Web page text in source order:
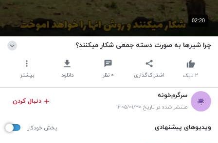
02:20
چرا شیرها به صورت دسته جمعی شکار میکنند؟
اشتراک‌گذاری ۰ نظر دانلود بیشتر ۲ لایک
سرگرم‌خونه
منتشر شده در تاریخ ۱۴۰۵/۰۱/۳۰
دنبال کردن
ویدیوهای پیشنهادی پخش خودکار